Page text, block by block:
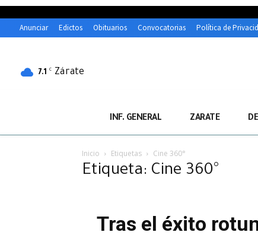
Anunciar Edictos Obituarios Convocatorias Política de
7.1 C Zárate
INF. GENERAL ZARATE
Inicio Etiquetas Cine 360°
Etiqueta: Cine 360°
Tras el éxito